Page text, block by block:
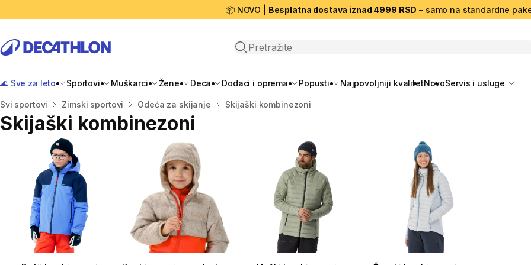
📦 NOVO | Besplatna dostava iznad 4999 RSD – samo na standardne
Open search
🌊 Sve za leto Sportovi Muškarci Žene Deca Dodaci i oprema Popusti Najpovoljniji kvalitetNovoServis i usluge
Početna stranica
Svi sportovi Zimski sportovi Odeća za skijanje Skijaški kombinezoni
Skijaški kombinezoni